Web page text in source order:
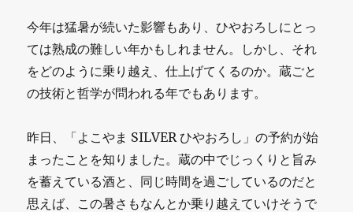
今年は猛暑が続いた影響もあり、ひやおろしにとっ
ては熟成の難しい年かもしれません。しかし、それ
をどのように乗り越え、仕上げてくるのか。蔵ごと
の技術と哲学が問われる年でもあります。
昨日、「よこやま SILVER ひやおろし」の予約が始
まったことを知りました。蔵の中でじっくりと旨み
を蓄えている酒と、同じ時間を過ごしているのだと
思えば、この暑さもなんとか乗り越えていけそうで